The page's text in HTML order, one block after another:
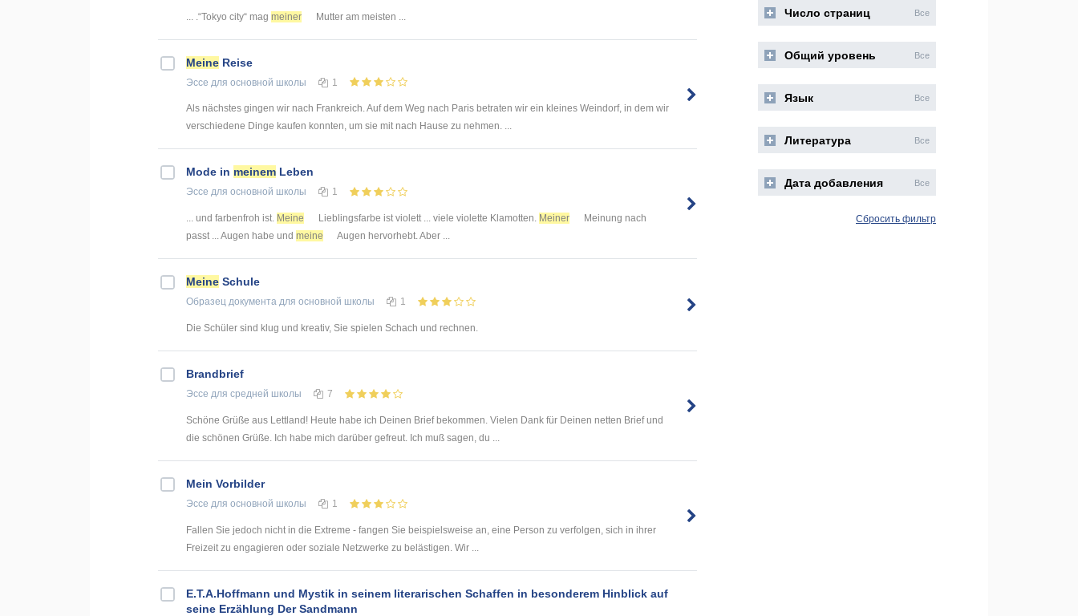
... .“Tokyo city“ mag meiner Mutter am meisten ...
Meine Reise
Эссе для основной школы 1
Als nächstes gingen wir nach Frankreich. Auf dem Weg nach Paris betraten wir ein kleines Weindorf, in dem wir
verschiedene Dinge kaufen konnten, um sie mit nach Hause zu nehmen. ...
Mode in meinem Leben
Эссе для основной школы 1
... und farbenfroh ist. Meine Lieblingsfarbe ist violett ... viele violette Klamotten. Meiner
Meinung nach
passt ... Augen habe und meine Augen hervorhebt. Aber ...
Meine Schule
Образец документа для основной школы 1
Die Schüler sind klug und kreativ, Sie spielen Schach und rechnen.
Brandbrief
Эссе для средней школы 7
Schöne Grüße aus Lettland! Heute habe ich Deinen Brief bekommen. Vielen Dank für Deinen netten Brief und
die schönen Grüße. Ich habe mich darüber gefreut. Ich muß sagen, du ...
Mein Vorbilder
Эссе для основной школы 1
Fallen Sie jedoch nicht in die Extreme - fangen Sie beispielsweise an, eine Person zu verfolgen, sich in ihrer
Freizeit zu engagieren oder soziale Netzwerke zu belästigen. Wir ...
E.T.A.Hoffmann und Mystik in seinem literarischen Schaffen in besonderem Hinblick auf
seine Erzählung Der Sandmann
Число страниц Все
Общий уровень Все
Язык Все
Литература Все
Дата добавления Все
Сбросить фильтр